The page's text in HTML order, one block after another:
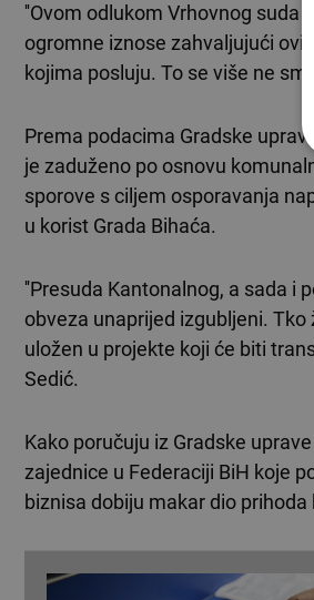
''Ovom odlukom Vrhovnog suda
ogromne iznose zahvaljujući
kojima posluju. To se više ne
Prema podacima Gradske
je zaduženo po osnovu
sporove s ciljem osporavanja
u korist Grada Bihaća.
''Presuda Kantonalnog, a sada i
obveza unaprijed izgubljeni.
uložen u projekte koji će biti
Sedić.
Kako poručuju iz Gradske
zajednice u Federaciji BiH koje
biznisa dobiju makar dio